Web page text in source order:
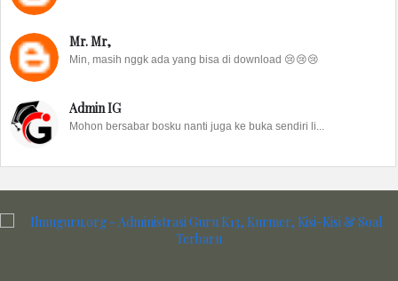
Mr. Mr,
Min, masih nggk ada yang bisa di download 😢😢😢
Admin IG
Mohon bersabar bosku nanti juga ke buka sendiri li...